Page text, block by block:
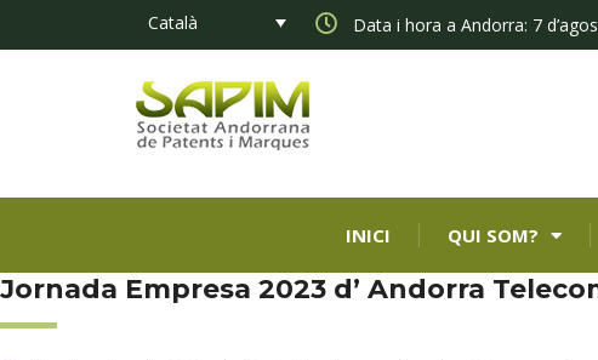
Català Data i hora a Andorra: 7
INICI QUI SOM?
Jornada Empresa 2023 d’ Andorra